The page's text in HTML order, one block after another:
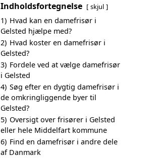
Indholdsfortegnelse skjul
1) Hvad kan en damefrisør i
Gelsted hjælpe med?
2) Hvad koster en damefrisør i
Gelsted?
3) Fordele ved at vælge damefrisør
i Gelsted
4) Søg efter en dygtig damefrisør i
de omkringliggende byer til
Gelsted?
5) Oversigt over frisører i Gelsted
eller hele Middelfart kommune
6) Find en damefrisør i andre dele
af Danmark